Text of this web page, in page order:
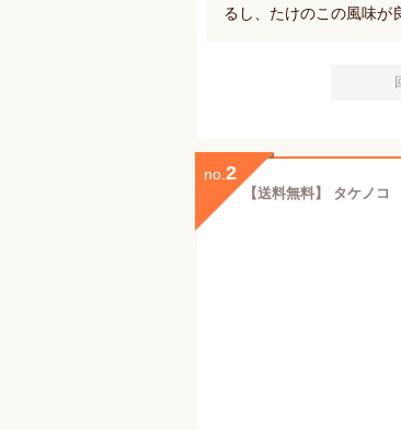
るし、たけのこの風味が
no. 2